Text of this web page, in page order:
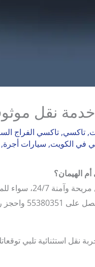
نقل
, تاكسي, تاكسي الفراج
في الكويت, سيارات أجرة,
الهيمان؟
تاكسي أم
في أم الهيمان!
نقل استثنائية تلبي